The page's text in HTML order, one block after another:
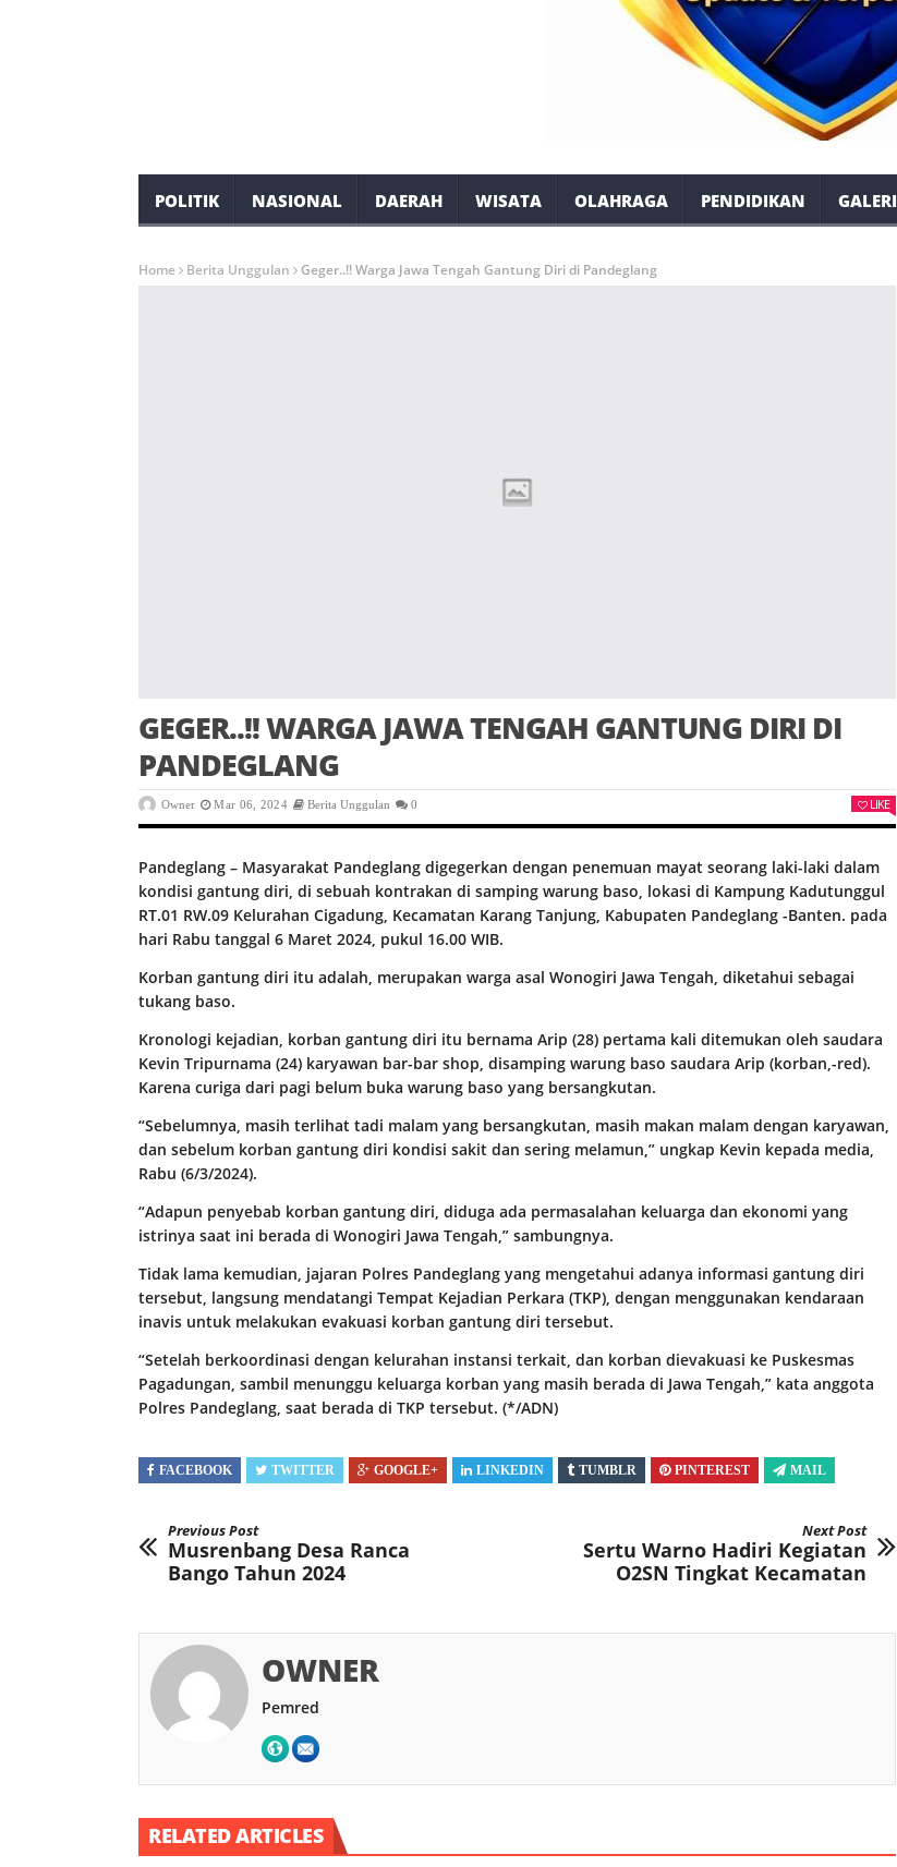
POLITIK NASIONAL DAERAH WISATA OLAHRAGA PENDIDIKAN GALERI
Home Berita Unggulan Geger..!! Warga Jawa Tengah Gantung Diri di Pandeglang
GEGER..!! WARGA JAWA TENGAH GANTUNG DIRI DI
PANDEGLANG
Owner Mar 06, 2024 Berita Unggulan 0 LIKE
Pandeglang – Masyarakat Pandeglang digegerkan dengan penemuan mayat seorang laki-laki dalam
kondisi gantung diri, di sebuah kontrakan di samping warung baso, lokasi di Kampung Kadutunggul
RT.01 RW.09 Kelurahan Cigadung, Kecamatan Karang Tanjung, Kabupaten Pandeglang -Banten. pada
hari Rabu tanggal 6 Maret 2024, pukul 16.00 WIB.
Korban gantung diri itu adalah, merupakan warga asal Wonogiri Jawa Tengah, diketahui sebagai
tukang baso.
Kronologi kejadian, korban gantung diri itu bernama Arip (28) pertama kali ditemukan oleh saudara
Kevin Tripurnama (24) karyawan bar-bar shop, disamping warung baso saudara Arip (korban,-red).
Karena curiga dari pagi belum buka warung baso yang bersangkutan.
“Sebelumnya, masih terlihat tadi malam yang bersangkutan, masih makan malam dengan karyawan,
dan sebelum korban gantung diri kondisi sakit dan sering melamun,” ungkap Kevin kepada media,
Rabu (6/3/2024).
“Adapun penyebab korban gantung diri, diduga ada permasalahan keluarga dan ekonomi yang
istrinya saat ini berada di Wonogiri Jawa Tengah,” sambungnya.
Tidak lama kemudian, jajaran Polres Pandeglang yang mengetahui adanya informasi gantung diri
tersebut, langsung mendatangi Tempat Kejadian Perkara (TKP), dengan menggunakan kendaraan
inavis untuk melakukan evakuasi korban gantung diri tersebut.
“Setelah berkoordinasi dengan kelurahan instansi terkait, dan korban dievakuasi ke Puskesmas
Pagadungan, sambil menunggu keluarga korban yang masih berada di Jawa Tengah,” kata anggota
Polres Pandeglang, saat berada di TKP tersebut. (*/ADN)
FACEBOOK TWITTER GOOGLE+ LINKEDIN TUMBLR PINTEREST MAIL
Previous Post
Musrenbang Desa Ranca
Bango Tahun 2024
Next Post
Sertu Warno Hadiri Kegiatan
O2SN Tingkat Kecamatan
OWNER
Pemred
RELATED ARTICLES